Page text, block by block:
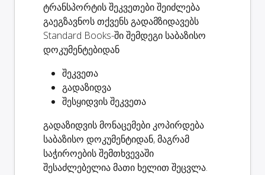
ტრანსპორტის შეკვეთები შეიძლება
გაეგზავნოს თქვენს გადამზიდავებს
Standard Books-ში შემდეგი საბაზისო
დოკუმენტებიდან
შეკვეთა
გადაზიდვა
შესყიდვის შეკვეთა
გადაზიდვის მონაცემები კოპირდება
საბაზისო დოკუმენტიდან, მაგრამ
საჭიროების შემთხვევაში
შესაძლებელია მათი ხელით შეცვლა.